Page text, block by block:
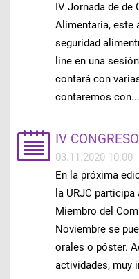
IV Jornada de de
Alimentaria, este
seguridad
line en una
contará con
contaremos con...
IV
03.11.2020 10:00
En la próxima
la URJC
Miembro del
Noviembre se
orales o póster.
actividades, muy